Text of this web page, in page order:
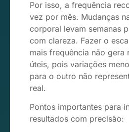
Por isso, a frequência
vez por mês. Mudanças
corporal levam semanas
com clareza. Fazer o
mais frequência não gera
úteis, pois variações
para o outro não
real.
Pontos importantes para
resultados com precisão: